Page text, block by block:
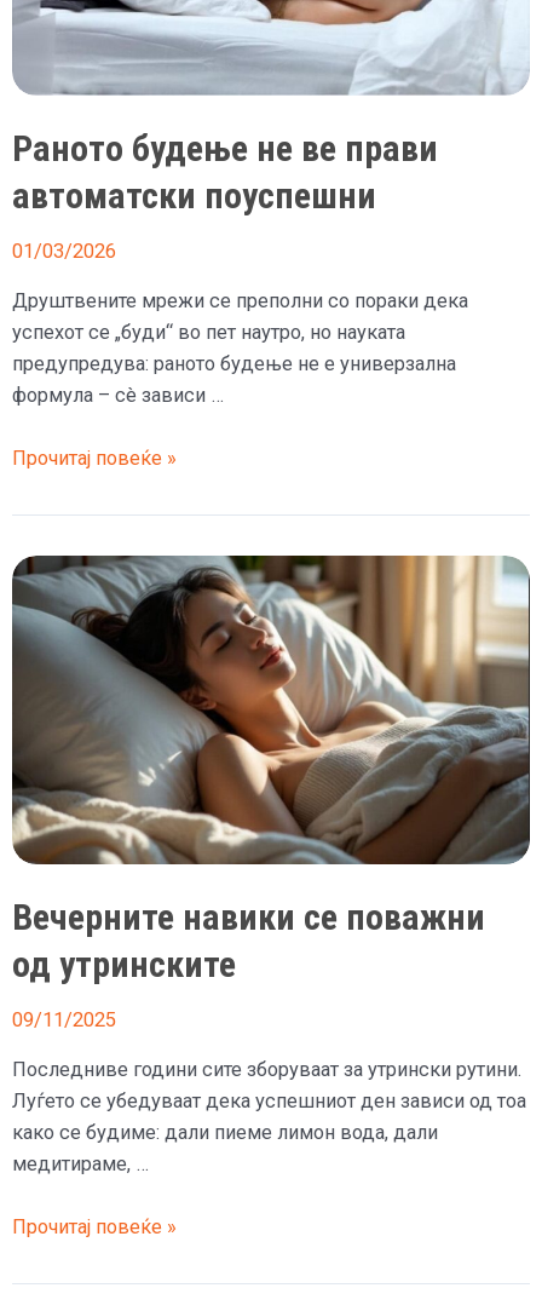
Раното будење не ве прави
автоматски поуспешни
01/03/2026
Друштвените мрежи се преполни со пораки дека
успехот се „буди“ во пет наутро, но науката
предупредува: раното будење не е универзална
формула – сè зависи …
Раното
не
ве
прави
автоматски
поуспешни
Прочитај повеќе »
Вечерните навики се поважни
од утринските
09/11/2025
Последниве години сите зборуваат за утрински рутини.
Луѓето се убедуваат дека успешниот ден зависи од тоа
како се будиме: дали пиеме лимон вода, дали
медитираме, …
Вечерните
се
Прочитај повеќе »